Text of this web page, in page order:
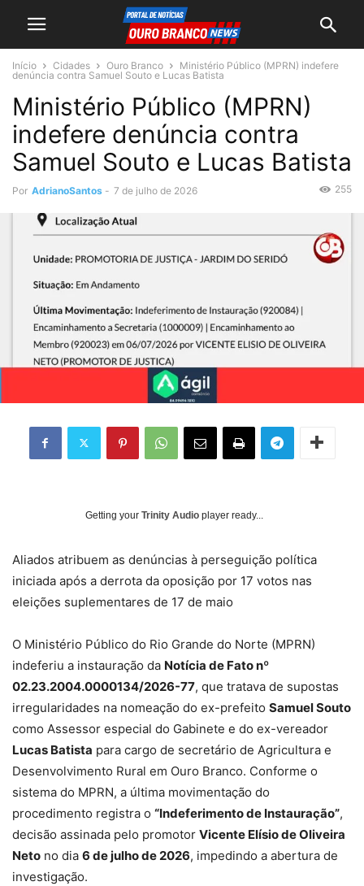
Início Cidades Ouro Branco
Ministério Público (MPRN) indefere
denúncia contra Samuel Souto e Lucas Batista
Ministério Público (MPRN)
indefere denúncia contra
Samuel Souto e Lucas Batista
Por AdrianoSantos - 7 de julho de 2026 255
Getting your Trinity Audio player ready...
Aliados atribuem as denúncias à perseguição política
iniciada após a derrota da oposição por 17 votos nas
eleições suplementares de 17 de maio
O Ministério Público do Rio Grande do Norte (MPRN)
indeferiu a instauração da Notícia de Fato nº
02.23.2004.0000134/2026-77, que tratava de supostas
irregularidades na nomeação do ex-prefeito Samuel Souto
como Assessor especial do Gabinete e do ex-vereador
Lucas Batista para cargo de secretário de Agricultura e
Desenvolvimento Rural em Ouro Branco. Conforme o
sistema do MPRN, a última movimentação do
procedimento registra o “Indeferimento de Instauração”,
decisão assinada pelo promotor Vicente Elísio de Oliveira
Neto no dia 6 de julho de 2026, impedindo a abertura de
investigação.